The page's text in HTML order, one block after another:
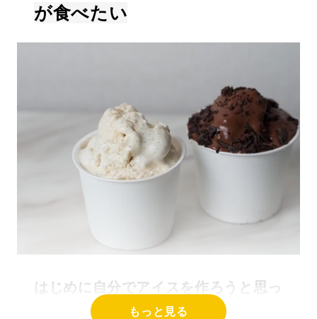
が食べたい
はじめに自分でアイスを作ろうと思っ
たきっかけはこれでした。
もっと見る